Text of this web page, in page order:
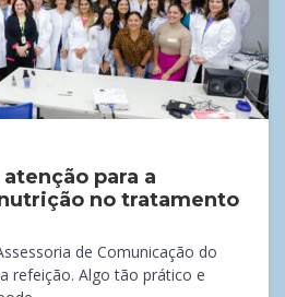
para a
no tratamento
de Comunicação do
refeição. Algo tão prático e